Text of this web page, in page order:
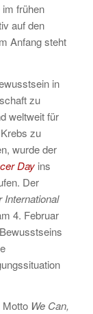
frühen
auf den
Anfang steht
in
zu
weltweit für
zu
wurde der
Dayins
Der
International
4. Februar
Motto We Can,